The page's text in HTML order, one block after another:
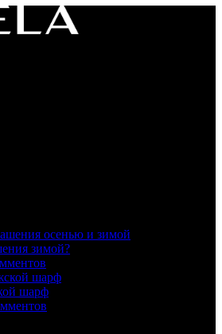
зимой?
шарф